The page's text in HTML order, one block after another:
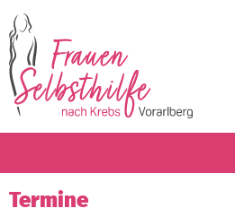
Termine
Termine